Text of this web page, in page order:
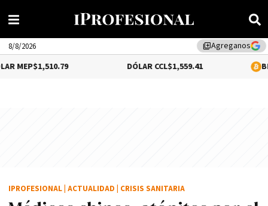
library_addAgreganos
8/8/2026
DÓLAR CCL$1,559.41 BITCOIN
IPROFESIONAL ACTUALIDAD CRISIS SANITARIA